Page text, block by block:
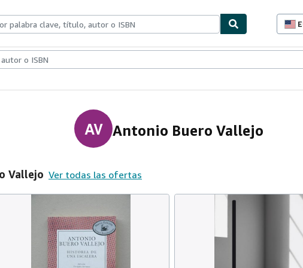
coleccionismo
AV Antonio Buero Vallejo
Vallejo Ver todas las ofertas